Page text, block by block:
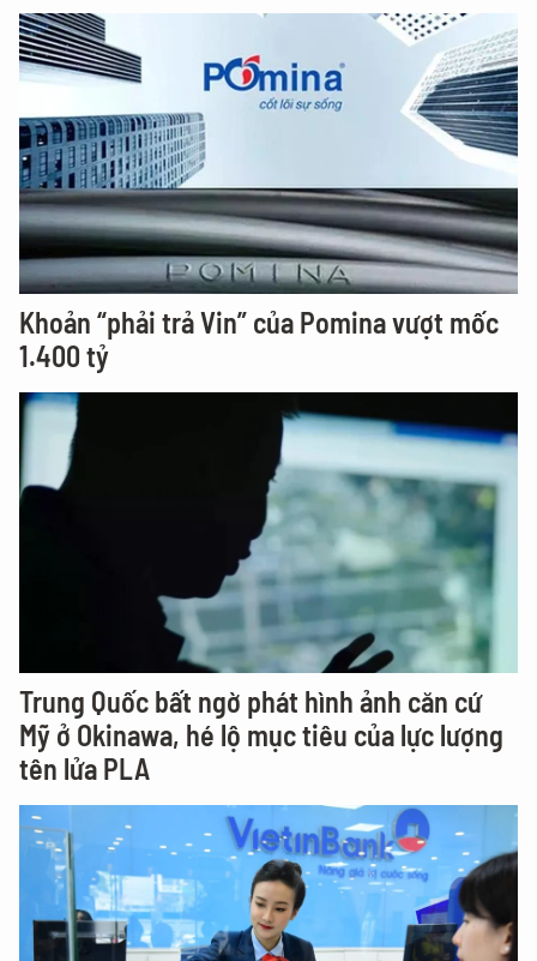
Khoản “phải trả Vin” của Pomina vượt mốc
1.400 tỷ
Trung Quốc bất ngờ phát hình ảnh căn cứ
Mỹ ở Okinawa, hé lộ mục tiêu của lực lượng
tên lửa PLA